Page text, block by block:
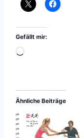
Gefällt mir:
W
d
g
e
Ähnliche Beiträge